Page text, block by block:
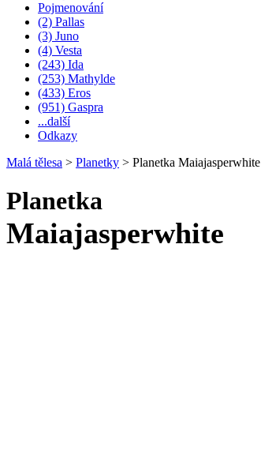
Pojmenování
(2) Pallas
(3) Juno
(4) Vesta
(243) Ida
(253) Mathylde
(433) Eros
(951) Gaspra
...další
Odkazy
Malá tělesa > Planetky > Planetka Maiajasperwhite
Planetka
Maiajasperwhite